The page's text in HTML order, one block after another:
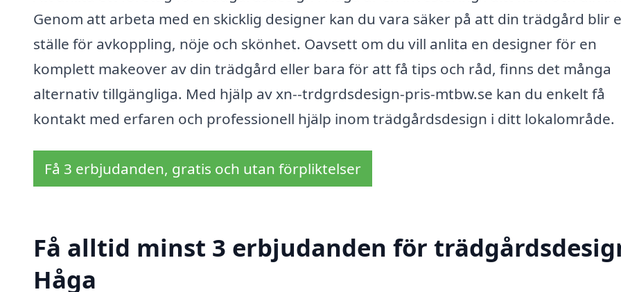
Genom att arbeta med en skicklig designer kan du vara säker på att din trädgård blir
ställe för avkoppling, nöje och skönhet. Oavsett om du vill anlita en designer för en
komplett makeover av din trädgård eller bara för att få tips och råd, finns det många
alternativ tillgängliga. Med hjälp av xn--trdgrdsdesign-pris-mtbw.se kan du enkelt få
kontakt med erfaren och professionell hjälp inom trädgårdsdesign i ditt lokalområde.
Få 3 erbjudanden, gratis och utan förpliktelser
Få alltid minst 3 erbjudanden för
Håga